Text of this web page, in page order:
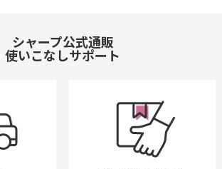
シャープ公式通販
使いこなしサポート